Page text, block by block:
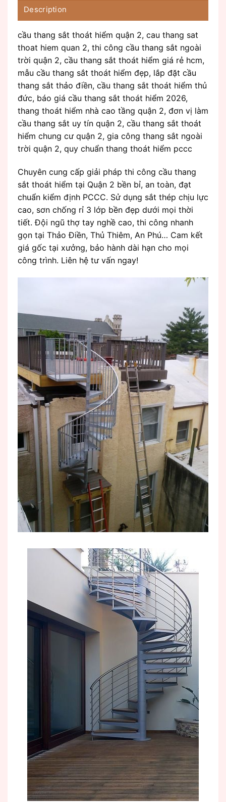
Description
cầu thang sắt thoát hiểm quận 2, cau thang sat
thoat hiem quan 2, thi công cầu thang sắt ngoài
trời quận 2, cầu thang sắt thoát hiểm giá rẻ hcm,
mẫu cầu thang sắt thoát hiểm đẹp, lắp đặt cầu
thang sắt thảo điền, cầu thang sắt thoát hiểm thủ
đức, báo giá cầu thang sắt thoát hiểm 2026,
thang thoát hiểm nhà cao tầng quận 2, đơn vị làm
cầu thang sắt uy tín quận 2, cầu thang sắt thoát
hiểm chung cư quận 2, gia công thang sắt ngoài
trời quận 2, quy chuẩn thang thoát hiểm pccc
Chuyên cung cấp giải pháp thi công cầu thang
sắt thoát hiểm tại Quận 2 bền bỉ, an toàn, đạt
chuẩn kiểm định PCCC. Sử dụng sắt thép chịu lực
cao, sơn chống rỉ 3 lớp bền đẹp dưới mọi thời
tiết. Đội ngũ thợ tay nghề cao, thi công nhanh
gọn tại Thảo Điền, Thủ Thiêm, An Phú… Cam kết
giá gốc tại xưởng, bảo hành dài hạn cho mọi
công trình. Liên hệ tư vấn ngay!